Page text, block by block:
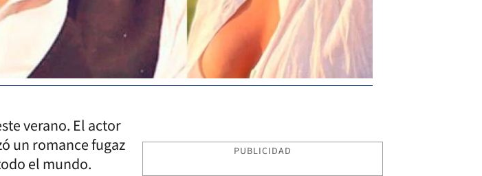
verano. El actor
un romance fugaz
el mundo.
PUBLICIDAD